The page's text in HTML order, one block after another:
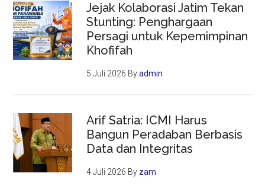
Jejak Kolaborasi Jatim Tekan
Stunting: Penghargaan
Persagi untuk Kepemimpinan
Khofifah
5 Juli 2026 Byadmin
Arif Satria: ICMI Harus
Bangun Peradaban Berbasis
Data dan Integritas
4 Juli 2026 By zam